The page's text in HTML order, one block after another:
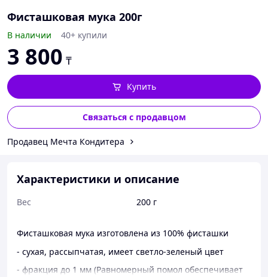
Фисташковая мука 200г
В наличии 40+ купили
3 800 ₸
Купить
Связаться с продавцом
Продавец Мечта Кондитера
Характеристики и описание
Вес 200 г
Фисташковая мука изготовлена из 100% фисташки
- сухая, рассыпчатая, имеет светло-зеленый цвет
- фракция до 1 мм (Равномерный помол обеспечивает